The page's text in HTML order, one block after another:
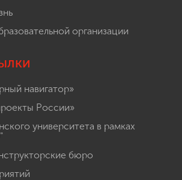
организации
навигатор»
России»
университета в рамках
бюро